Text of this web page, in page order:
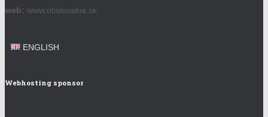
web: www.otislovakia.sk
ENGLISH
Webhosting sponsor